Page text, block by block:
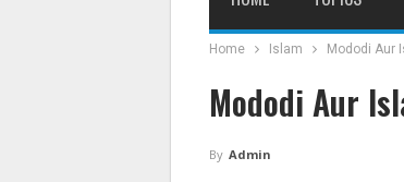
Home Islam
By Admin